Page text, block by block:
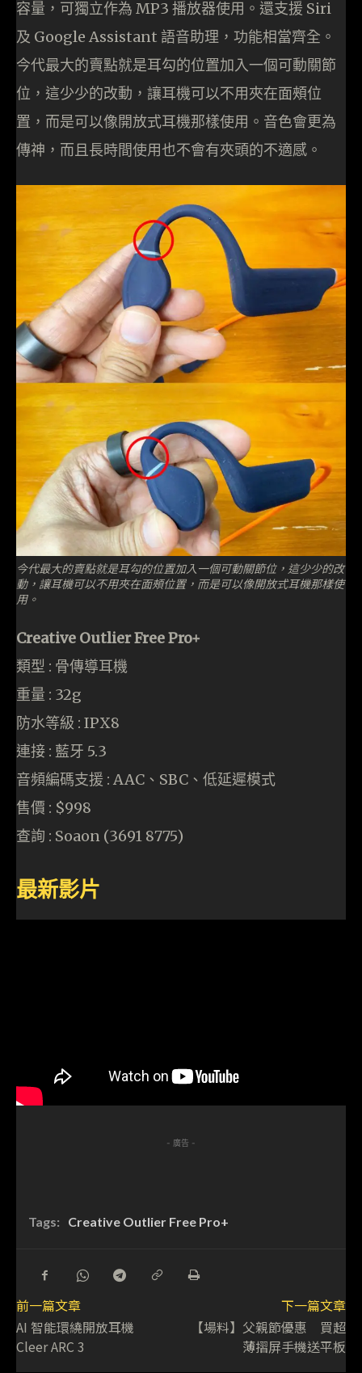
容量，可獨立作為 MP3 播放器使用。還支援 Siri
及 Google Assistant 語音助理，功能相當齊全。
今代最大的賣點就是耳勾的位置加入一個可動關節
位，這少少的改動，讓耳機可以不用夾在面頰位
置，而是可以像開放式耳機那樣使用。音色會更為
傳神，而且長時間使用也不會有夾頭的不適感。
今代最大的賣點就是耳勾的位置加入一個可動關節位，這少少的改
動，讓耳機可以不用夾在面頰位置，而是可以像開放式耳機那樣使
用。
Creative Outlier Free Pro+
類型 : 骨傳導耳機
重量 : 32g
防水等級 : IPX8
連接 : 藍牙 5.3
音頻編碼支援 : AAC、SBC、低延遲模式
售價 : $998
查詢 : Soaon (3691 8775)
最新影片
- 廣告 -
Tags: Creative Outlier Free Pro+
前一篇文章
AI 智能環繞開放耳機
Cleer ARC 3
下一篇文章
【場料】父親節優惠 買超
薄摺屏手機送平板